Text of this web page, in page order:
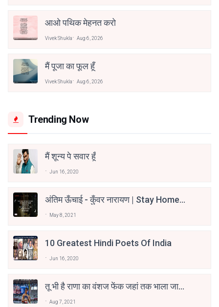
आओ पथिक मेहनत करो
Vivek Shukla Aug 6, 2026
मैं पूजा का फूल हूँ
Vivek Shukla Aug 6, 2026
Trending Now
मैं शून्य पे सवार हूँ
Jun 16, 2020
अंतिम ऊँचाई - कुँवर नारायण | Stay Home
May 8, 2021
10 Greatest Hindi Poets Of India
Jun 16, 2020
तू भी है राणा का वंशज फेंक जहां तक भाला जाए:
Aug 7, 2021